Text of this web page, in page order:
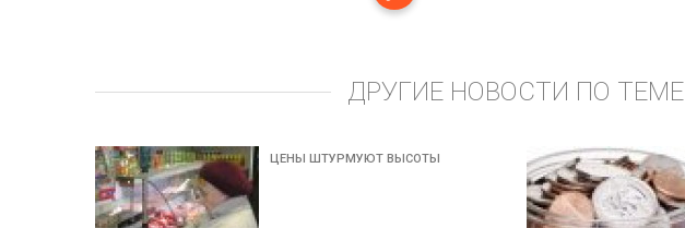
ДРУГИЕ НОВОСТИ ПО ТЕМЕ
ЦЕНЫ ШТУРМУЮТ ВЫСОТЫ